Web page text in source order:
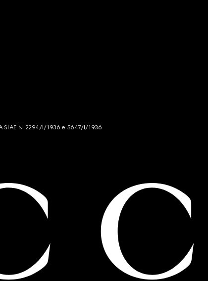
SIAE N. 2294/I/1936 e 5647/I/1936